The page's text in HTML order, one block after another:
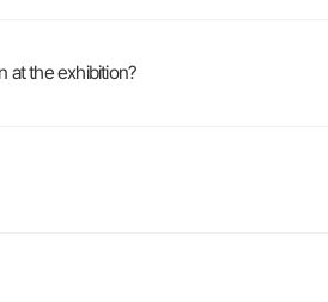
at the exhibition?